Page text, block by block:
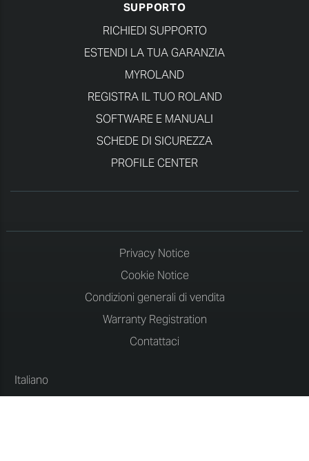
SUPPORTO
RICHIEDI SUPPORTO
ESTENDI LA TUA GARANZIA
MYROLAND
REGISTRA IL TUO ROLAND
SOFTWARE E MANUALI
SCHEDE DI SICUREZZA
PROFILE CENTER
Privacy Notice
Cookie Notice
Condizioni generali di vendita
Warranty Registration
Contattaci
Italiano